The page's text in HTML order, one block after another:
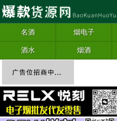
名酒 烟电子
酒水 烟酒